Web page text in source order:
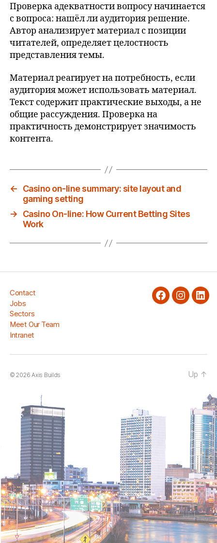
Проверка адекватности вопросу начинается
с вопроса: нашёл ли аудитория решение.
Автор анализирует материал с позиции
читателей, определяет целостность
представления темы.
Материал реагирует на потребность, если
аудитория может использовать материал.
Текст содержит практические выходы, а не
общие рассуждения. Проверка на
практичность демонстрирует значимость
контента.
←
Casino on-line summary: site layout and
gaming setting
→
Casino On-line: How Current Betting Sites
Work
Contact
Jobs
Sectors
Meet Our Team
Intranet
facebook
© 2026 Axis Builds Up ↑